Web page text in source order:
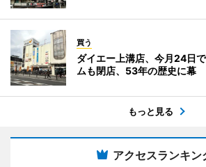
買う
ダイエー上溝店、今月24日
ムも閉店、53年の歴史に幕
もっと見る
アクセスランキン